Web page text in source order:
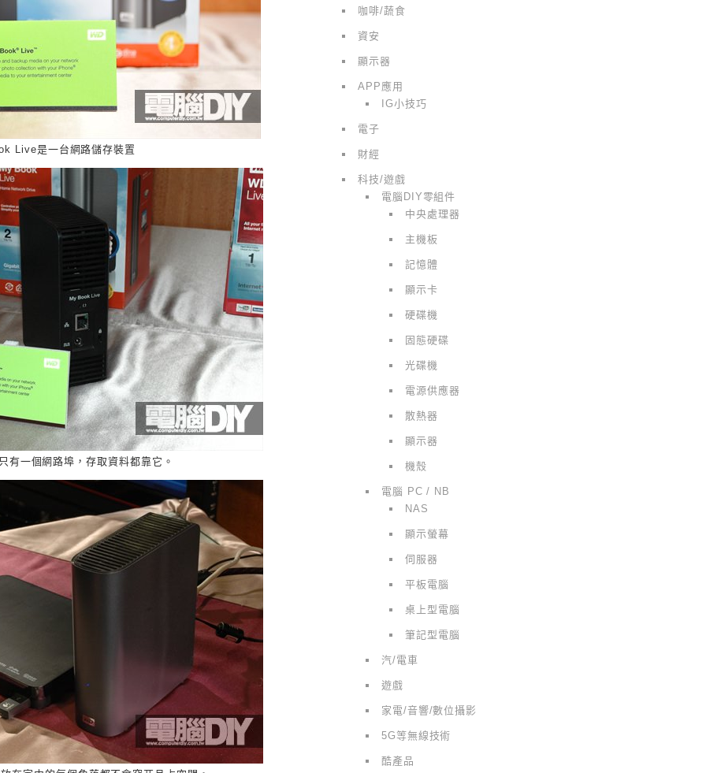
Live是一台網路儲存裝置
有一個網路埠，存取資料都靠它。
咖啡/蔬食
資安
顯示器
APP應用
IG小技巧
電子
財經
科技/遊戲
電腦DIY零組件
中央處理器
主機板
記憶體
顯示卡
硬碟機
固態硬碟
光碟機
電源供應器
散熱器
顯示器
機殼
電腦 PC / NB
NAS
顯示螢幕
伺服器
平板電腦
桌上型電腦
筆記型電腦
汽/電車
遊戲
家電/音響/數位攝影
5G等無線技術
酷產品